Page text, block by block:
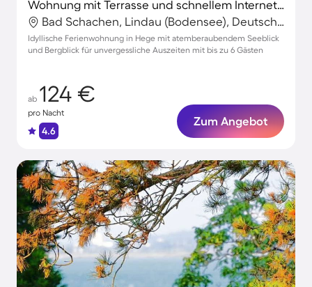
Wohnung mit Terrasse und schnellem Internet | Seeblick
Bad Schachen, Lindau (Bodensee), Deutschland
Idyllische Ferienwohnung in Hege mit atemberaubendem Seeblick
und Bergblick für unvergessliche Auszeiten mit bis zu 6 Gästen
ab 124 €
pro Nacht
4.6
Zum Angebot